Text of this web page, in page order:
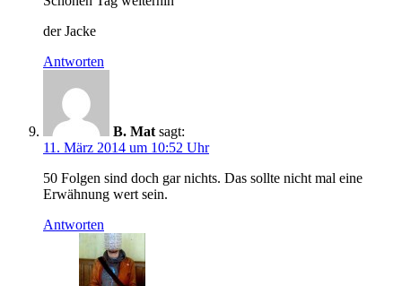
der Jacke
Antworten
B. Mat sagt:
11. März 2014 um 10:52 Uhr
50 Folgen sind doch gar nichts. Das sollte nicht mal eine
Erwähnung wert sein.
Antworten